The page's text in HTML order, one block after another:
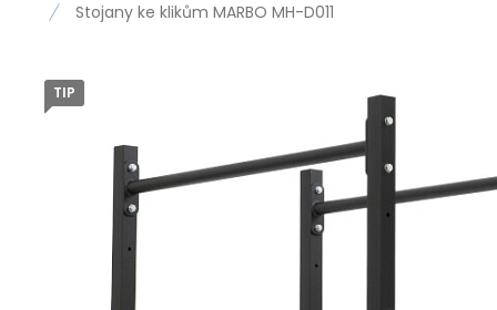
Stojany ke klikům MARBO MH-D011
TIP